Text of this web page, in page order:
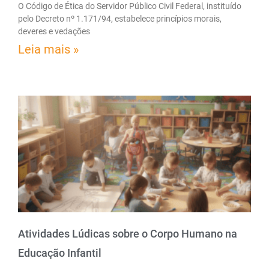
O Código de Ética do Servidor Público Civil Federal, instituído
pelo Decreto nº 1.171/94, estabelece princípios morais,
deveres e vedações
Leia mais »
Atividades Lúdicas sobre o Corpo Humano na
Educação Infantil